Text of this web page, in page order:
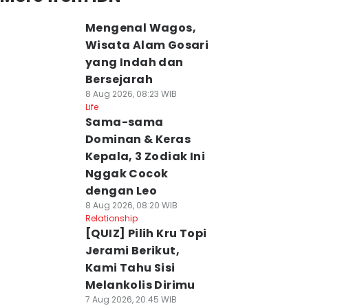
Mengenal Wagos,
Wisata Alam Gosari
yang Indah dan
Bersejarah
8 Aug 2026, 08:23 WIB
Life
Sama-sama
Dominan & Keras
Kepala, 3 Zodiak Ini
Nggak Cocok
dengan Leo
8 Aug 2026, 08:20 WIB
Relationship
[QUIZ] Pilih Kru Topi
Jerami Berikut,
Kami Tahu Sisi
Melankolis Dirimu
7 Aug 2026, 20:45 WIB